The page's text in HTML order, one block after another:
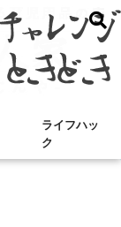
ライフハッ
ク